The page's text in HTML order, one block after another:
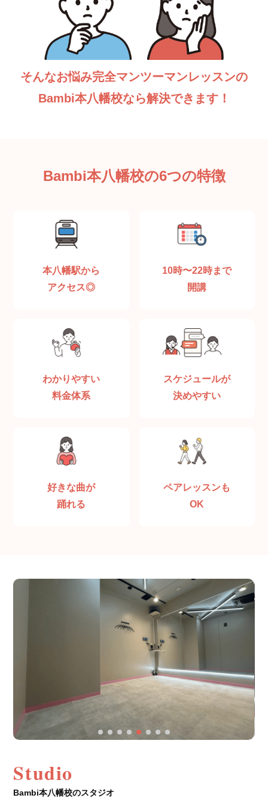
そんなお悩み完全マンツーマンレッスンの
Bambi本八幡校なら解決できます！
Bambi本八幡校の6つの特徴
本八幡駅から
アクセス◎
10時〜22時まで
開講
わかりやすい
料金体系
スケジュールが
決めやすい
好きな曲が
踊れる
ペアレッスンも
OK
Studio
Bambi本八幡校のスタジオ